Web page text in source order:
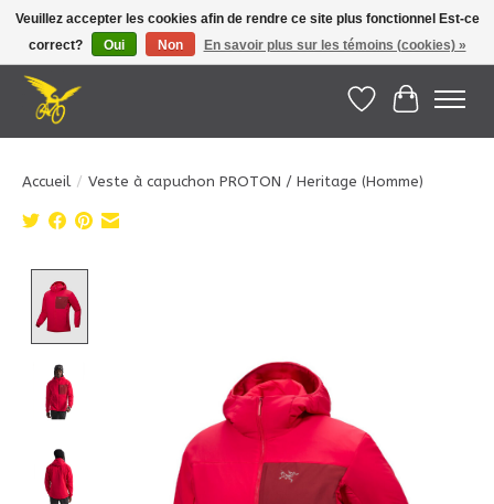
Le Pédalier | Îles de la Madeleine |info@lepedalier.com| 1-418-986-2965
Liste dePanier
Accueil / Veste à capuchon PROTON / Heritage (Homme)
Veuillez accepter les cookies afin de rendre ce site plus fonctionnel Est-ce
correct?
Oui Non En savoir plus sur les témoins (cookies) »